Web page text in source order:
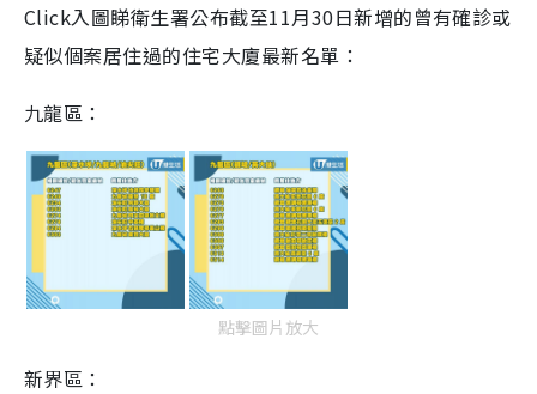
Click入圖睇衛生署公布截至11月30日新增的曾有確診或
疑似個案居住過的住宅大廈最新名單：
九龍區：
點擊圖片放大
新界區：